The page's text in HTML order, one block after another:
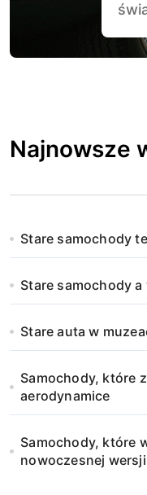
Najnowsze
Stare samochody
Stare samochody
Stare auta w
Samochody, które
aerodynamice
Samochody, które
nowoczesnej wersji